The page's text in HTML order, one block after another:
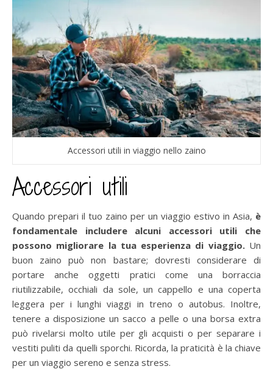
Accessori utili in viaggio nello zaino
Accessori utili
Quando prepari il tuo zaino per un viaggio estivo in Asia, è
fondamentale includere alcuni accessori utili che
possono migliorare la tua esperienza di viaggio.Un
buon zaino può non bastare; dovresti considerare di
portare anche oggetti pratici come una borraccia
riutilizzabile, occhiali da sole, un cappello e una coperta
leggera per i lunghi viaggi in treno o autobus. Inoltre,
tenere a disposizione un sacco a pelle o una borsa extra
può rivelarsi molto utile per gli acquisti o per separare i
vestiti puliti da quelli sporchi. Ricorda, la praticità è la chiave
per un viaggio sereno e senza stress.